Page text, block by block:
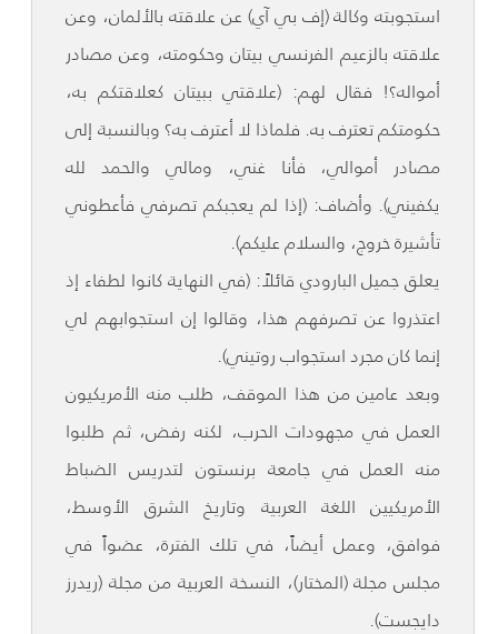
استجوبته وكالة (إف بي آي) عن علاقته بالألمان، وعن
علاقته بالزعيم الفرنسي بيتان وحكومته، وعن مصادر
أمواله؟! فقال لهم: (علاقتي ببيتان كعلاقتكم به،
حكومتكم تعترف به. فلماذا لا أعترف به؟ وبالنسبة إلى
مصادر أموالي، فأنا غني، ومالي والحمد لله
يكفيني). وأضاف: (إذا لم يعجبكم تصرفي فأعطوني
تأشيرة خروج، والسلام عليكم).
يعلق جميل البارودي قائلاً: (في النهاية كانوا لطفاء إذ
اعتذروا عن تصرفهم هذا، وقالوا إن استجوابهم لي
إنما كان مجرد استجواب روتيني).
وبعد عامين من هذا الموقف، طلب منه الأمريكيون
العمل في مجهودات الحرب، لكنه رفض، ثم طلبوا
منه العمل في جامعة برنستون لتدريس الضباط
الأمريكيين اللغة العربية وتاريخ الشرق الأوسط،
فوافق، وعمل أيضاً، في تلك الفترة، عضواً في
مجلس مجلة (المختار)، النسخة العربية من مجلة (ريدرز
دايجست).